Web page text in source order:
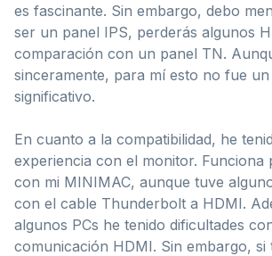
es fascinante. Sin embargo, debo
ser un panel IPS, perderás algunos
comparación con un panel TN.
sinceramente, para mí esto no fue
significativo.
En cuanto a la compatibilidad, he
experiencia con el monitor. Funciona
con mi MINIMAC, aunque tuve
con el cable Thunderbolt a HDMI.
algunos PCs he tenido dificultades
comunicación HDMI. Sin embargo,